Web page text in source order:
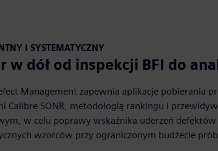
I SYSTEMATYCZNY
w dół od inspekcji BFI do
Management zapewnia aplikacje pobierania
Calibre SONR, metodologią rankingu i
w celu poprawy wskaźnika uderzeń
wzorców przy ograniczonym budżecie